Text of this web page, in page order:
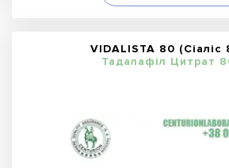
VIDALISTA 80 (Сіаліс
Тадалафіл Цитрат